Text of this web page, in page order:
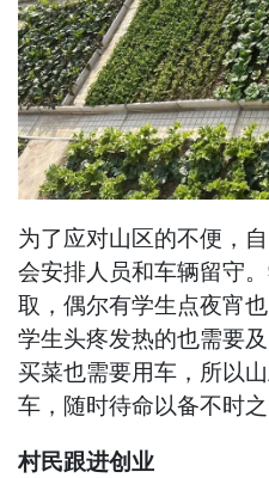
为了应对山区的不便，
会安排人员和车辆留守
取，偶尔有学生点夜宵
学生头疼发热的也需要
买菜也需要用车，所以
车，随时待命以备不时之
村民跟进创业